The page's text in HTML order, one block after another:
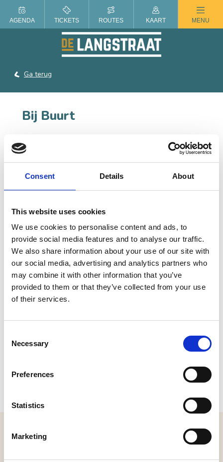
Consent Details About
This website uses cookies
We use cookies to personalise content and ads, to
provide social media features and to analyse our traffic.
We also share information about your use of our site with
our social media, advertising and analytics partners who
may combine it with other information that you’ve
provided to them or that they’ve collected from your use
of their services.
Selection
Necessary
Preferences
Statistics
Marketing
ZOMER IN DE LANGSTRAAT
Ga terug
Bij Buurt
Raamsdonksveer.
Heereplein 15, 4944 DD Raamsdonksveer
Plan je route
AGENDA TICKETS ROUTES KAART MENU